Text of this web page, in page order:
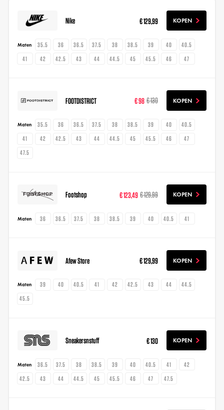
Nike € 129,99 KOPEN
Maten 35.5 36 36.5 37.5 38 38.5 39 40
40.5
41
42 42.5 43 44 44.5 45 45.5 46 47
FOOTDISTRICT € 98 € 130 KOPEN
Maten 35.5 36 36.5 37.5 38 38.5 39 40
40.5
41
42 42.5 43 44 44.5 45 45.5 46
47
47.5
Footshop € 123,49 € 129,99 KOPEN
Maten 36 36.5 37.5 38 38.5 39 40 40.5 41
Afew Store € 129,99 KOPEN
Maten 39 40 40.5 41 42 42.5 43 44
44.5
45.5
Sneakersnstuff € 130 KOPEN
Maten 36.5 37.5 38 38.5 39 40 40.5 41
42
42.5
43 44 44.5 45 45.5 46 47 47.5